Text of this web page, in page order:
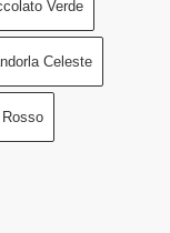
Verde
Celeste